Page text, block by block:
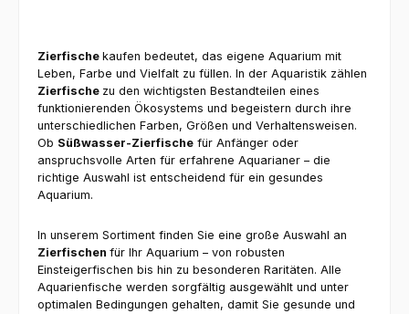
Zierfische kaufen bedeutet, das eigene Aquarium mit
Leben, Farbe und Vielfalt zu füllen. In der Aquaristik zählen
Zierfische zu den wichtigsten Bestandteilen eines
funktionierenden Ökosystems und begeistern durch ihre
unterschiedlichen Farben, Größen und Verhaltensweisen.
Ob Süßwasser-Zierfische für Anfänger oder
anspruchsvolle Arten für erfahrene Aquarianer – die
richtige Auswahl ist entscheidend für ein gesundes
Aquarium.
In unserem Sortiment finden Sie eine große Auswahl an
Zierfischen für Ihr Aquarium – von robusten
Einsteigerfischen bis hin zu besonderen Raritäten. Alle
Aquarienfische werden sorgfältig ausgewählt und unter
optimalen Bedingungen gehalten, damit Sie gesunde und